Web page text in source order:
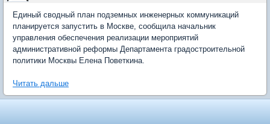
Единый сводный план подземных инженерных коммуникаций
планируется запустить в Москве, сообщила начальник
управления обеспечения реализации мероприятий
административной реформы Департамента градостроительной
политики Москвы Елена Поветкина.
Читать дальше